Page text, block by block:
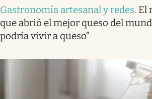
Gastronomía artesanal y redes. El
que abrió el mejor queso del
podría vivir a queso”